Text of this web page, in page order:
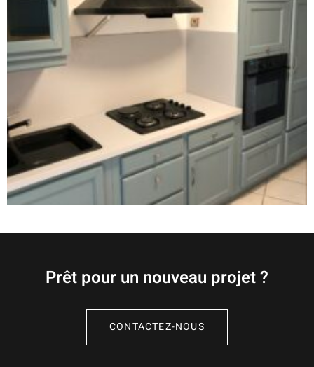
Prêt pour un nouveau projet ?
CONTACTEZ-NOUS